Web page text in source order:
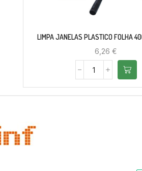
LIMPA JANELAS PLASTICO FOLHA
6,26€